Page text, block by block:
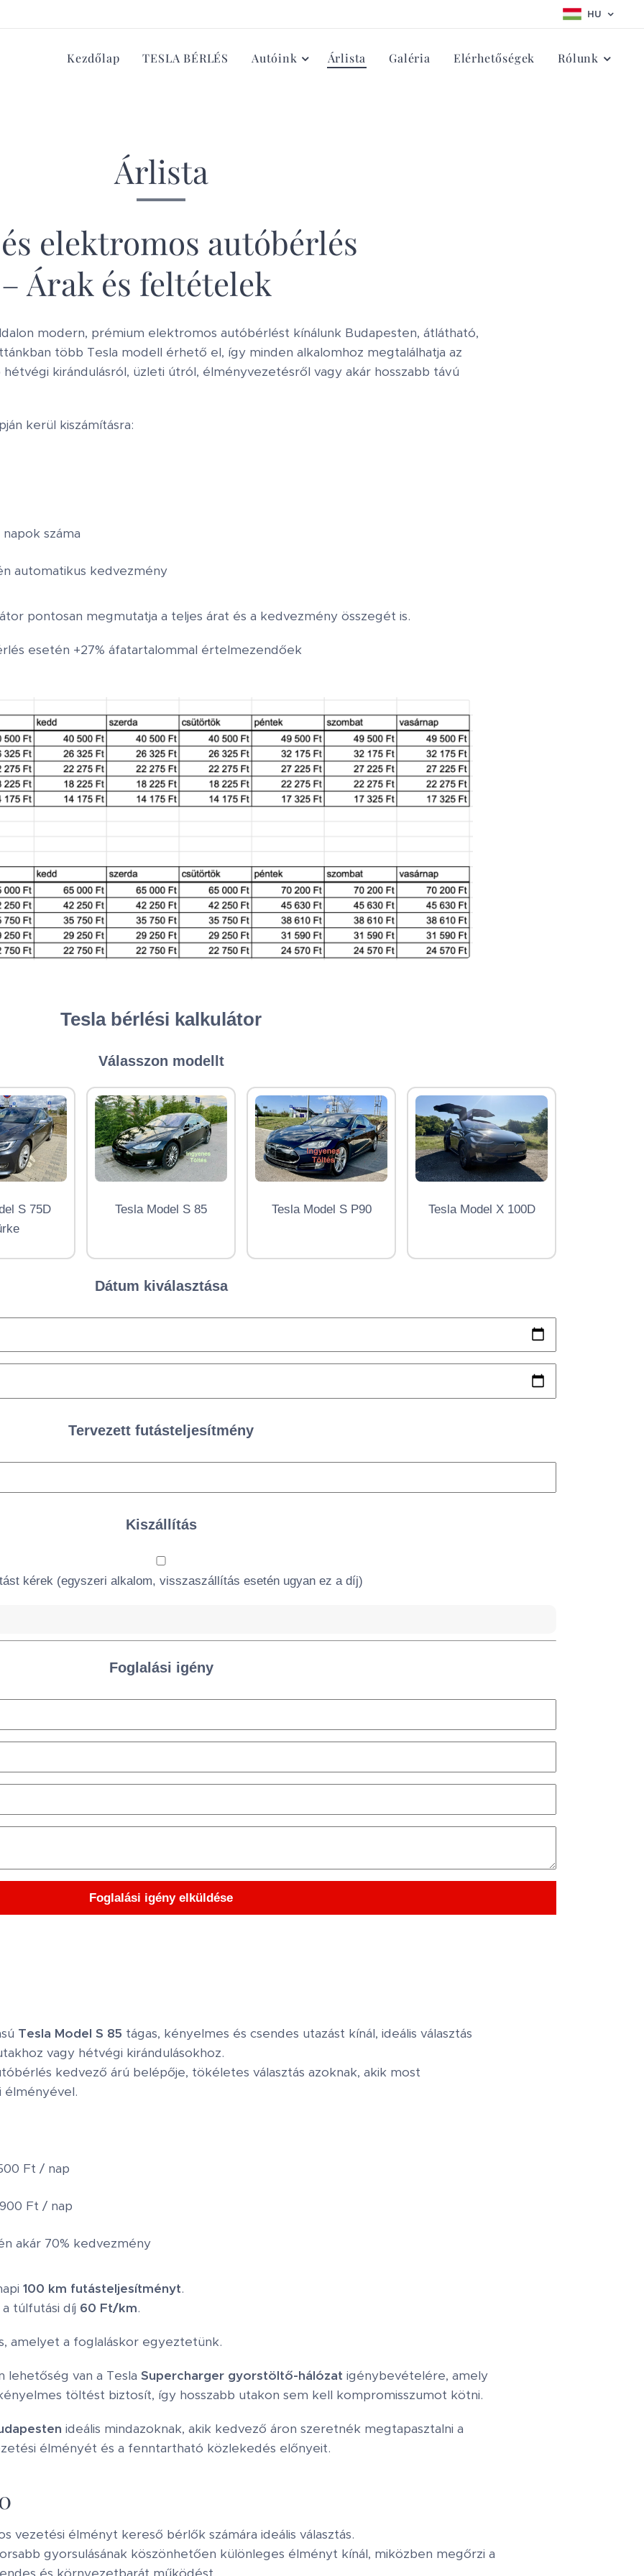
HU
Kezdőlap TESLA BÉRLÉS Autóink Árlista Galéria Elérhetőségek Rólunk
Árlista
elektromos autóbérlés
Árak és feltételek
modern, prémium elektromos autóbérlést kínálunk Budapesten, átlátható,
több Tesla modell érhető el, így minden alkalomhoz megtalálhatja az
hétvégi kirándulásról, üzleti útról, élményvezetésről vagy akár hosszabb távú
kerül kiszámításra:
száma
automatikus kedvezmény
pontosan megmutatja a teljes árat és a kedvezmény összegét is.
esetén +27% áfatartalommal értelmezendőek
Tesla bérlési kalkulátor
Válasszon modellt
S 75D
Tesla Model S 85 Tesla Model S P90 Tesla Model X 100D
Dátum kiválasztása
Tervezett futásteljesítmény
Kiszállítás
kérek (egyszeri alkalom, visszaszállítás esetén ugyan ez a díj)
Foglalási igény
Foglalási igény elküldése
Tesla Model S 85 tágas, kényelmes és csendes utazást kínál, ideális választás
vagy hétvégi kirándulásokhoz.
kedvező árú belépője, tökéletes választás azoknak, akik most
élményével.
Ft / nap
Ft / nap
akár 70% kedvezmény
100 km futásteljesítményt.
túlfutási díj 60 Ft/km.
amelyet a foglaláskor egyeztetünk.
lehetőség van a Tesla Supercharger gyorstöltő-hálózat igénybevételére, amely
töltést biztosít, így hosszabb utakon sem kell kompromisszumot kötni.
ideális mindazoknak, akik kedvező áron szeretnék megtapasztalni a
élményét és a fenntartható közlekedés előnyeit.
vezetési élményt kereső bérlők számára ideális választás.
gyorsulásának köszönhetően különleges élményt kínál, miközben megőrzi a